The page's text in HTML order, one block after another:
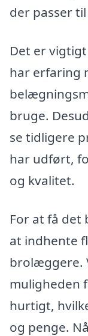
der passer
Det er
har erfaring
bruge.
se tidligere
har udført,
og kvalitet.
For at få det
at indhente
brolæggere.
muligheden
hurtigt,
og penge.